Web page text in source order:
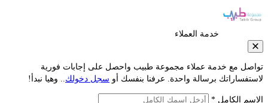
خدمة العملاء
مع خدمة عملاء مجموعة طبيب واحصل على إجابات فورية
برسالة واحدة. عرفنا بنفسك أوسجل دخولك.. وهيا نبدأ!
الكامل *